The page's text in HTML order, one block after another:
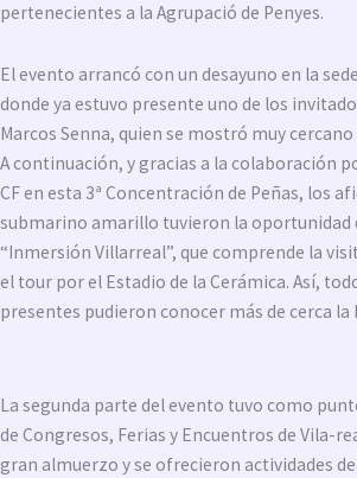
pertenecientes a la Agrupació de Penyes.
El evento arrancó con un desayuno en la
donde ya estuvo presente uno de los
Marcos Senna, quien se mostró muy
A continuación, y gracias a la colaboración
CF en esta 3ª Concentración de Peñas, los
submarino amarillo tuvieron la oportunidad
“Inmersión Villarreal”, que comprende la
el tour por el Estadio de la Cerámica. Así,
presentes pudieron conocer más de cerca la
La segunda parte del evento tuvo como
de Congresos, Ferias y Encuentros de Vila-
gran almuerzo y se ofrecieron actividades